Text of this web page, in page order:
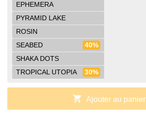
EPHEMERA
PYRAMID LAKE
ROSIN
SEABED
40%
SHAKA DOTS
TROPICAL UTOPIA
30%
shopping_cart Ajouter au panier